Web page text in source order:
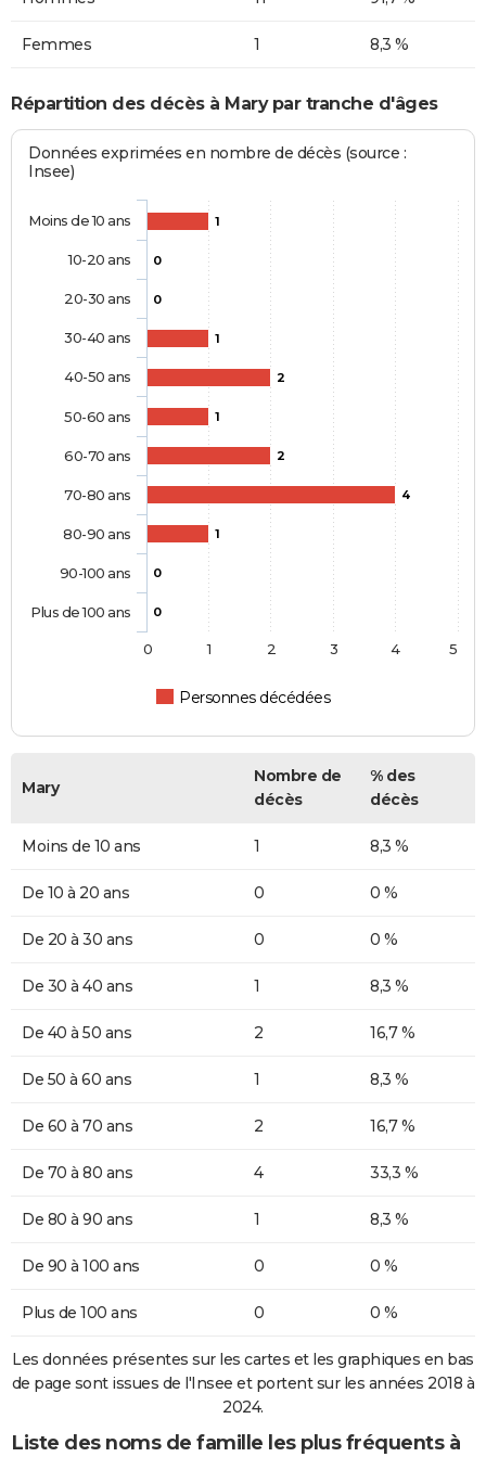
Femmes 1 8,3 %
Répartition des décès à Mary par tranche d'âges
Données exprimées en nombre de décès (source :
Insee)
1
0
0
1
2
1
2
4
1
0
0
Personnes décédées
Moins de 10 ans
10-20 ans
20-30 ans
30-40 ans
40-50 ans
50-60 ans
60-70 ans
70-80 ans
80-90 ans
90-100 ans
Plus de 100 ans
0 1 2 3 4 5
Mary
Nombre de
décès
% des
décès
Moins de 10 ans 1 8,3 %
De 10 à 20 ans 0 0 %
De 20 à 30 ans 0 0 %
De 30 à 40 ans 1 8,3 %
De 40 à 50 ans 2 16,7 %
De 50 à 60 ans 1 8,3 %
De 60 à 70 ans 2 16,7 %
De 70 à 80 ans 4 33,3 %
De 80 à 90 ans 1 8,3 %
De 90 à 100 ans 0 0 %
Plus de 100 ans 0 0 %
Les données présentes sur les cartes et les graphiques en bas
de page sont issues de l'Insee et portent sur les années 2018 à
2024.
Liste des noms de famille les plus fréquents à